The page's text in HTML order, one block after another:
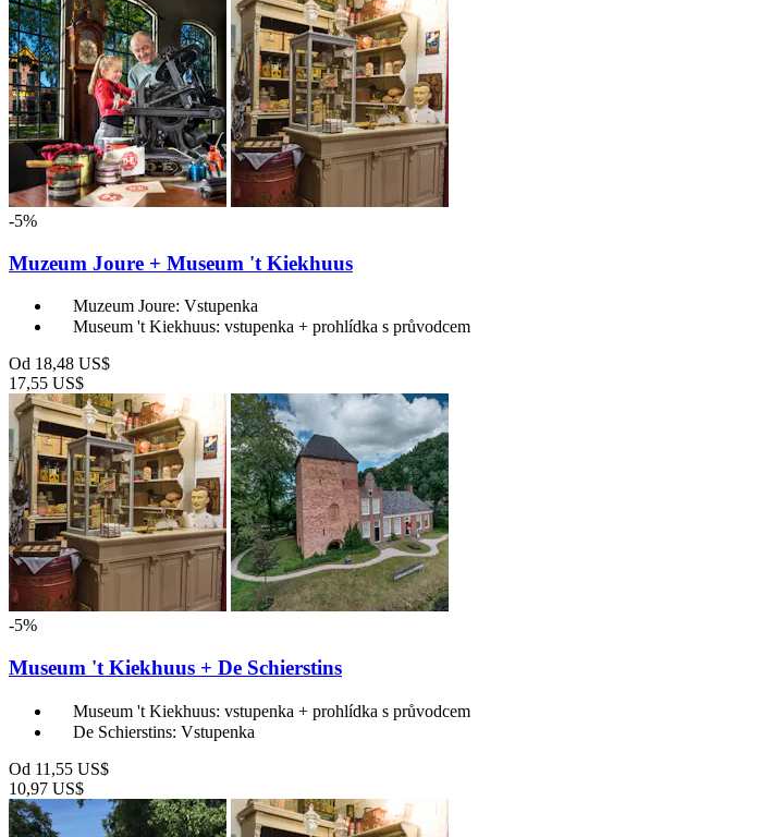
-5%
Muzeum Joure + Museum 't Kiekhuus
Muzeum Joure: Vstupenka
Museum 't Kiekhuus: vstupenka + prohlídka s průvodcem
Od 18,48 US$
17,55 US$
-5%
Museum 't Kiekhuus + De Schierstins
Museum 't Kiekhuus: vstupenka + prohlídka s průvodcem
De Schierstins: Vstupenka
Od 11,55 US$
10,97 US$